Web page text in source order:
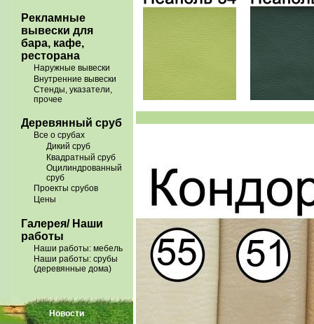
Рекламные
вывески для
бара, кафе,
ресторана
Наружные вывески
Внутренние вывески
Стенды, указатели,
прочее
Деревянный сруб
Все о срубах
Дикий сруб
Квадратный сруб
Оцилиндрованный
сруб
Проекты срубов
Цены
Галерея/ Наши
работы
Наши работы: мебель
Наши работы: срубы
(деревянные дома)
Новости